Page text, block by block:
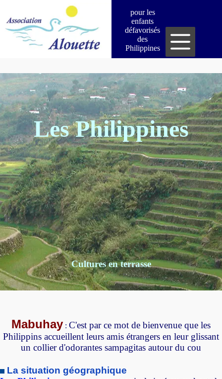
contenu
pour les
enfants
défavorisés
des
Philippines
Les Philippines
Cultures en terrasse
Mabuhay : C'est par ce mot de bienvenue que les
Philippins accueillent leurs amis étrangers en leur glissant
un collier d'odorantes sampagitas autour du cou
La situation géographique